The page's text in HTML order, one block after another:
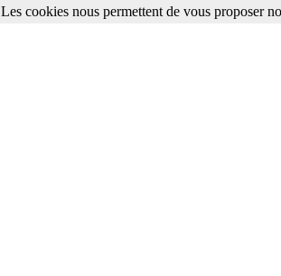
Les cookies nous permettent de vous proposer